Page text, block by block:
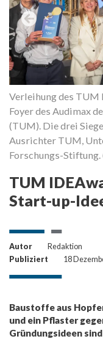
Verleihung des TUM
Foyer des Audimax
(TUM). Die drei
Ausrichter TUM,
Forschungs-
TUM
Start-up-
Autor
Redaktion
Publiziert
18
Baustoffe aus
und ein Pflaster
Gründungsideen